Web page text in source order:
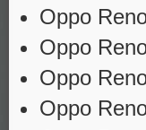
Oppo
Oppo
Oppo
Oppo